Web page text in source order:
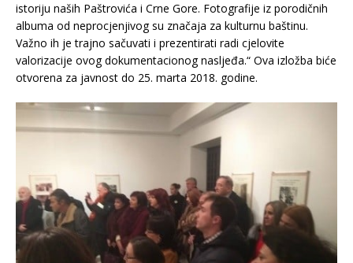
istoriju naših Paštrovića i Crne Gore. Fotografije iz porodičnih
albuma od neprocjenjivog su značaja za kulturnu baštinu.
Važno ih je trajno sačuvati i prezentirati radi cjelovite
valorizacije ovog dokumentacionog nasljeđa.“ Ova izložba biće
otvorena za javnost do 25. marta 2018. godine.